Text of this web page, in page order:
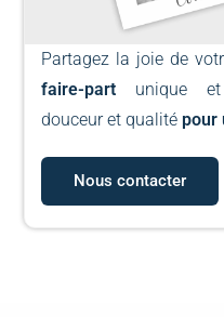
Partagez la joie de
faire-part unique et
douceur et qualité pour
Nous contacter